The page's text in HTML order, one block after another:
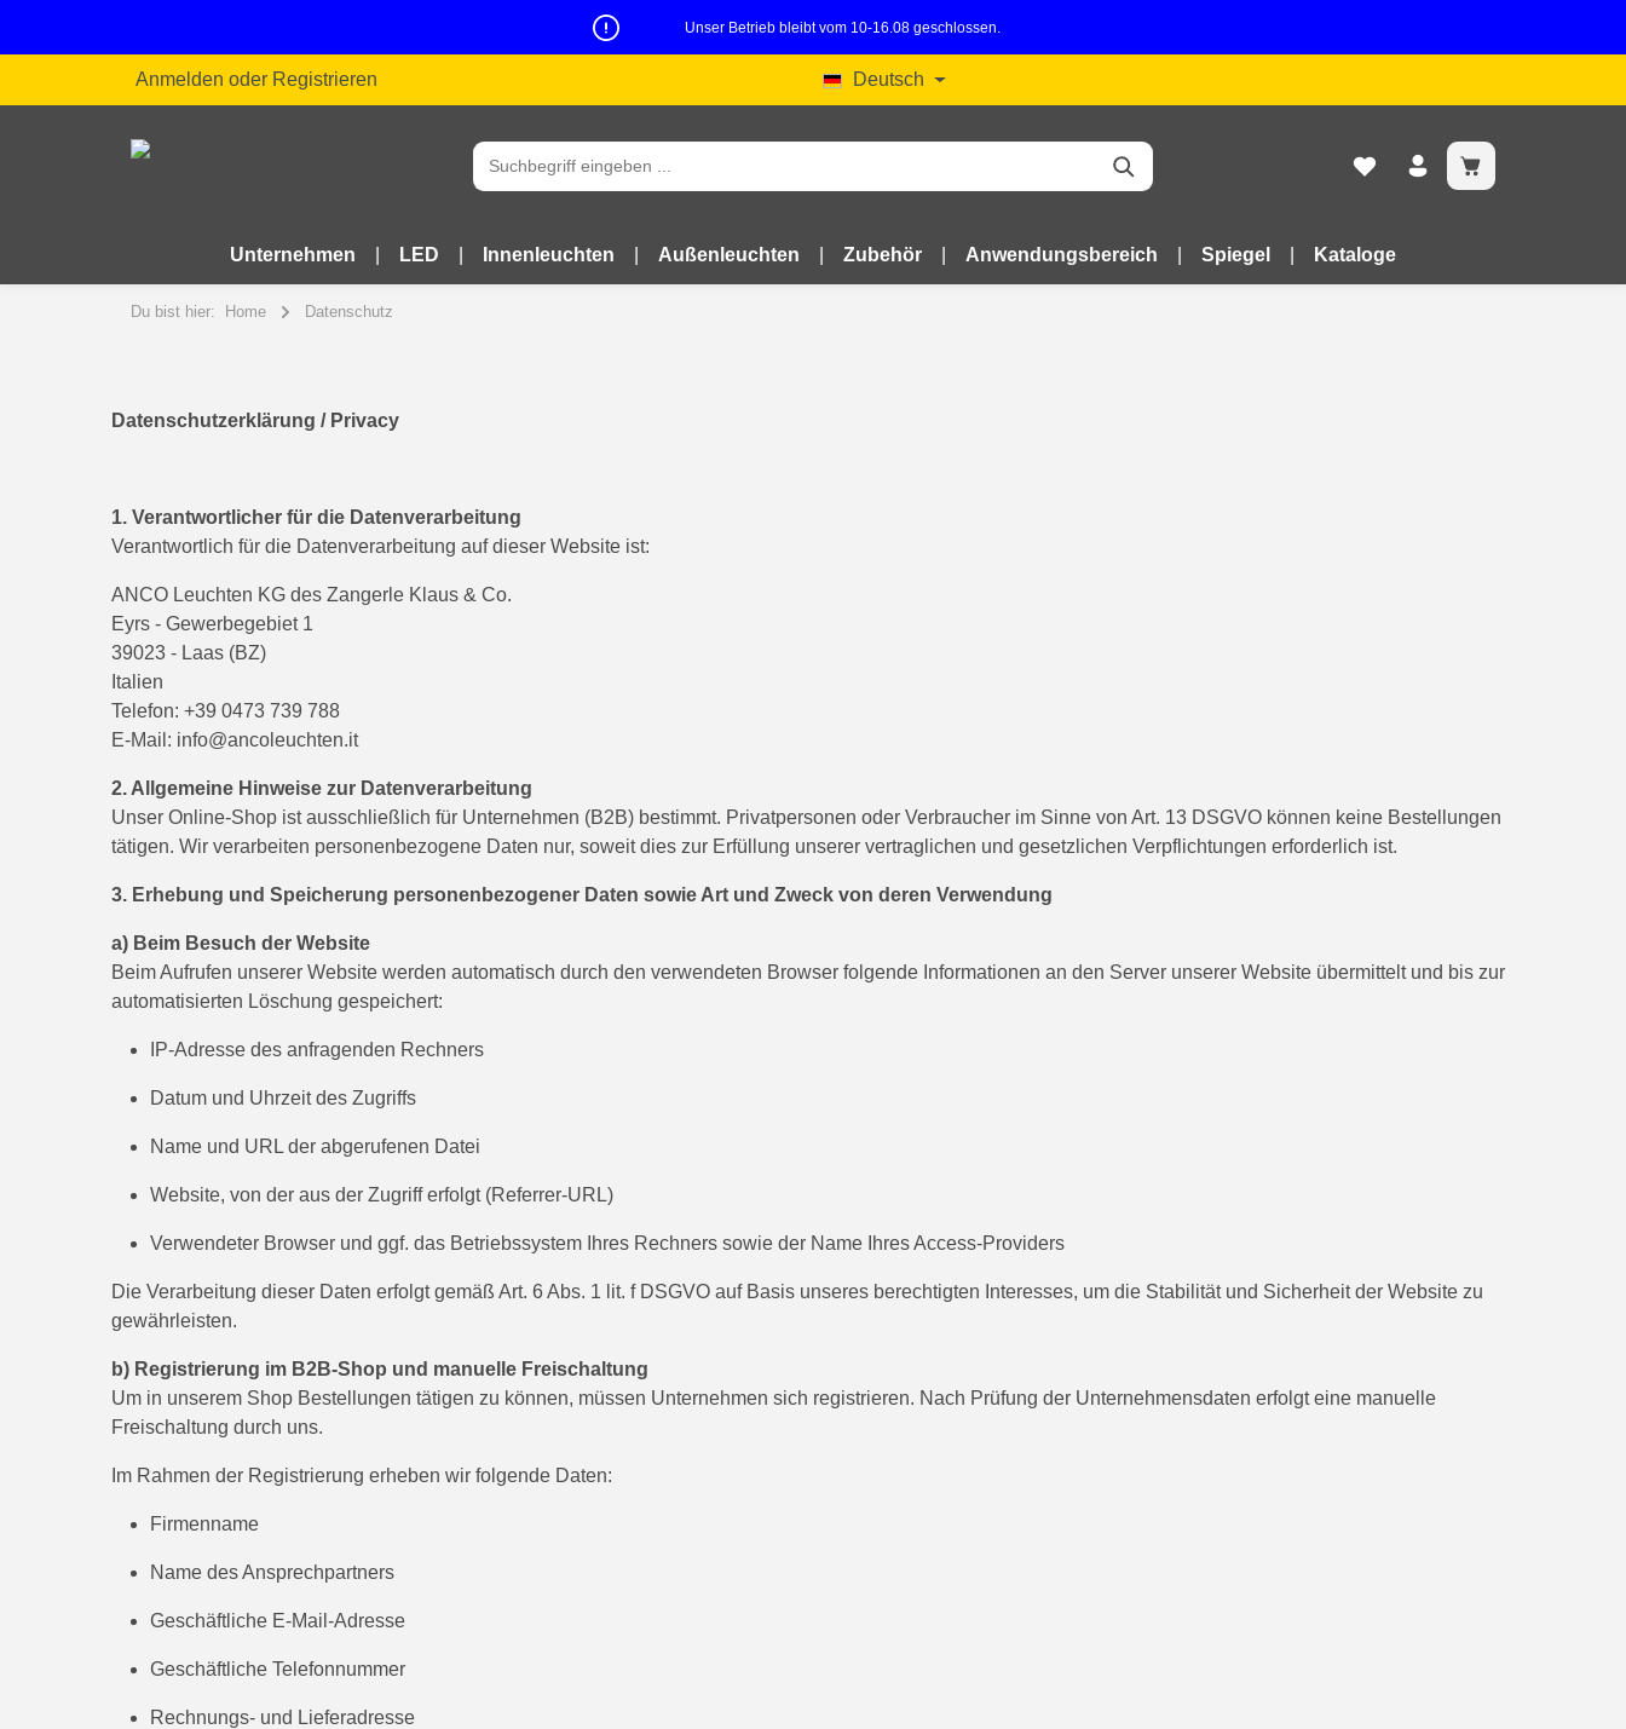
Unser Betrieb bleibt vom 10-16.08 geschlossen.
Anmelden oder Registrieren Deutsch
Unternehmen LED Innenleuchten Außenleuchten Zubehör Anwendungsbereich Spiegel Kataloge
Du bist hier: Home Datenschutz
Datenschutzerklärung / Privacy
1. Verantwortlicher für die Datenverarbeitung
Verantwortlich für die Datenverarbeitung auf dieser Website ist:
ANCO Leuchten KG des Zangerle Klaus & Co.
Eyrs - Gewerbegebiet 1
39023 - Laas (BZ)
Italien
Telefon: +39 0473 739 788
E-Mail: info@ancoleuchten.it
2. Allgemeine Hinweise zur Datenverarbeitung
Unser Online-Shop ist ausschließlich für Unternehmen (B2B) bestimmt. Privatpersonen oder Verbraucher im Sinne von Art. 13 DSGVO können keine Bestellungen
tätigen. Wir verarbeiten personenbezogene Daten nur, soweit dies zur Erfüllung unserer vertraglichen und gesetzlichen Verpflichtungen erforderlich ist.
3. Erhebung und Speicherung personenbezogener Daten sowie Art und Zweck von deren Verwendung
a) Beim Besuch der Website
Beim Aufrufen unserer Website werden automatisch durch den verwendeten Browser folgende Informationen an den Server unserer Website übermittelt und bis zur
automatisierten Löschung gespeichert:
IP-Adresse des anfragenden Rechners
Datum und Uhrzeit des Zugriffs
Name und URL der abgerufenen Datei
Website, von der aus der Zugriff erfolgt (Referrer-URL)
Verwendeter Browser und ggf. das Betriebssystem Ihres Rechners sowie der Name Ihres Access-Providers
Die Verarbeitung dieser Daten erfolgt gemäß Art. 6 Abs. 1 lit. f DSGVO auf Basis unseres berechtigten Interesses, um die Stabilität und Sicherheit der Website zu
gewährleisten.
b) Registrierung im B2B-Shop und manuelle Freischaltung
Um in unserem Shop Bestellungen tätigen zu können, müssen Unternehmen sich registrieren. Nach Prüfung der Unternehmensdaten erfolgt eine manuelle
Freischaltung durch uns.
Im Rahmen der Registrierung erheben wir folgende Daten:
Firmenname
Name des Ansprechpartners
Geschäftliche E-Mail-Adresse
Geschäftliche Telefonnummer
Rechnungs- und Lieferadresse